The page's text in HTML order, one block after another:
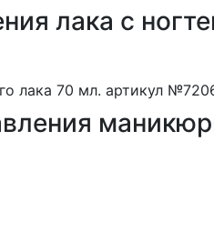
лака с